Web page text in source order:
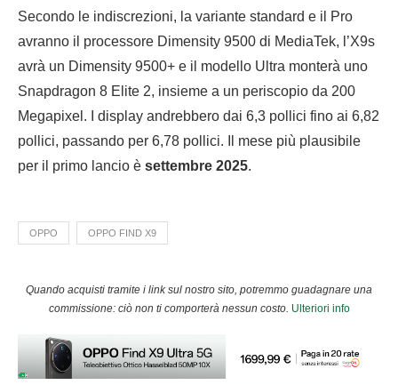
Secondo le indiscrezioni, la variante standard e il Pro
avranno il processore Dimensity 9500 di MediaTek, l’X9s
avrà un Dimensity 9500+ e il modello Ultra monterà uno
Snapdragon 8 Elite 2, insieme a un periscopio da 200
Megapixel. I display andrebbero dai 6,3 pollici fino ai 6,82
pollici, passando per 6,78 pollici. Il mese più plausibile
per il primo lancio è settembre 2025.
OPPO OPPO FIND X9
Quando acquisti tramite i link sul nostro sito, potremmo guadagnare una
commissione: ciò non ti comporterà nessun costo. Ulteriori info